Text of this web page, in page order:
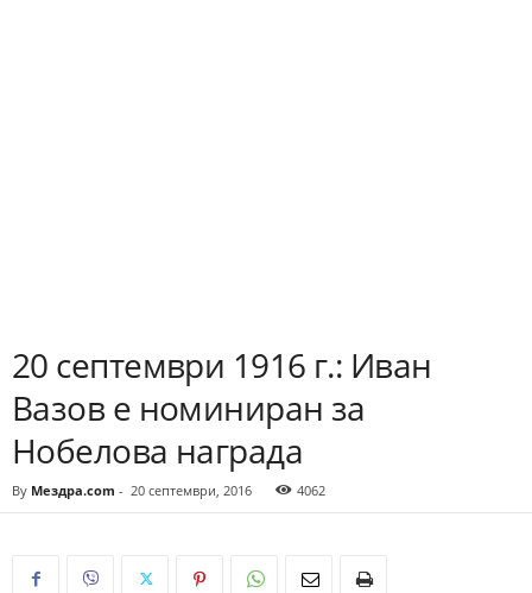
20 септември 1916 г.: Иван
Вазов е номиниран за
Нобелова награда
By Мездра.com - 20 септември, 2016 4062